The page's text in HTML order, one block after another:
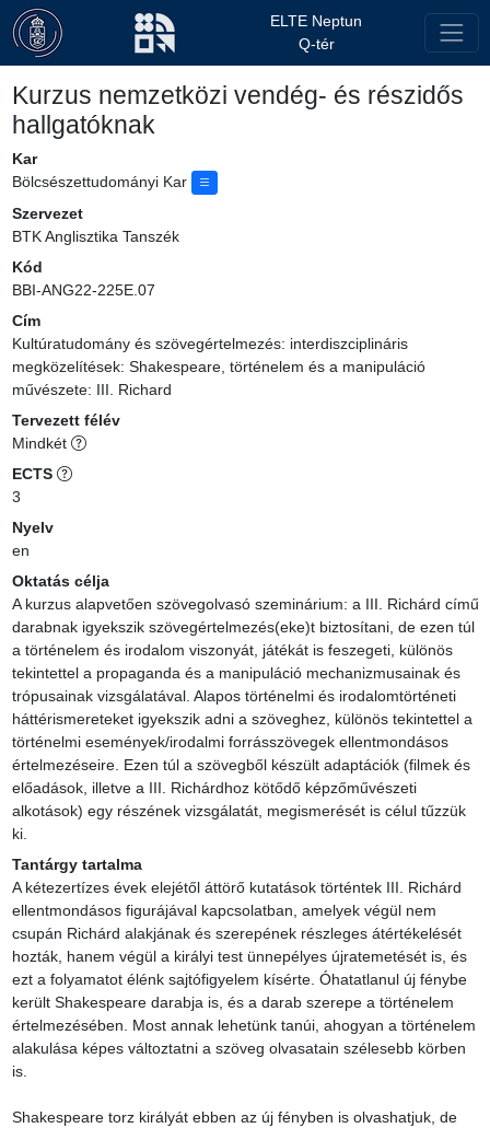
ELTE Neptun
Q-tér
Kurzus nemzetközi vendég- és részidős
hallgatóknak
Kar
Bölcsészettudományi Kar
Szervezet
BTK Anglisztika Tanszék
Kód
BBI-ANG22-225E.07
Cím
Kultúratudomány és szövegértelmezés: interdiszciplináris
megközelítések: Shakespeare, történelem és a manipuláció
művészete: III. Richard
Tervezett félév
Mindkét
ECTS
3
Nyelv
en
Oktatás célja
A kurzus alapvetően szövegolvasó szeminárium: a III. Richárd című
darabnak igyekszik szövegértelmezés(eke)t biztosítani, de ezen túl
a történelem és irodalom viszonyát, játékát is feszegeti, különös
tekintettel a propaganda és a manipuláció mechanizmusainak és
trópusainak vizsgálatával. Alapos történelmi és irodalomtörténeti
háttérismereteket igyekszik adni a szöveghez, különös tekintettel a
történelmi események/irodalmi forrásszövegek ellentmondásos
értelmezéseire. Ezen túl a szövegből készült adaptációk (filmek és
előadások, illetve a III. Richárdhoz kötődő képzőművészeti
alkotások) egy részének vizsgálatát, megismerését is célul tűzzük
ki.
Tantárgy tartalma
A kétezertízes évek elejétől áttörő kutatások történtek III. Richárd
ellentmondásos figurájával kapcsolatban, amelyek végül nem
csupán Richárd alakjának és szerepének részleges átértékelését
hozták, hanem végül a királyi test ünnepélyes újratemetését is, és
ezt a folyamatot élénk sajtófigyelem kísérte. Óhatatlanul új fénybe
került Shakespeare darabja is, és a darab szerepe a történelem
értelmezésében. Most annak lehetünk tanúi, ahogyan a történelem
alakulása képes változtatni a szöveg olvasatain szélesebb körben
is.
Shakespeare torz királyát ebben az új fényben is olvashatjuk, de